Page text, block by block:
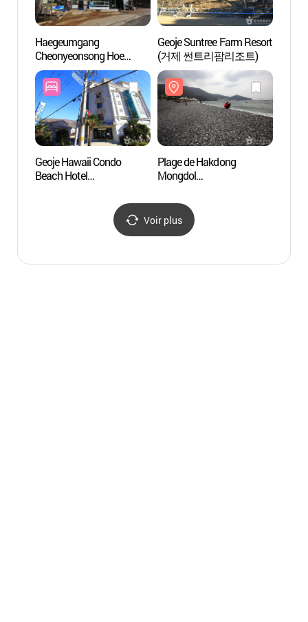
Haegeumgang
Cheonyeonsong Hoe
Restaurant
(해금강천년송횟집)
Geoje Suntree Farm Resort
(거제 썬트리팜리조트)
Geoje Hawaii Condo
Beach Hotel
Plage de Hakdong
Mongdol
Voir plus